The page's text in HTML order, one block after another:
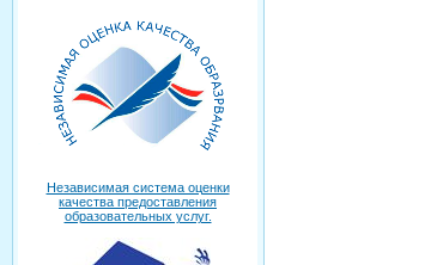
Независимая система оценки
качества предоставления
образовательных услуг.